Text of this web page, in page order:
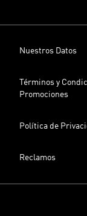
Nuestros Datos
Términos y
Promociones
Política de
Reclamos